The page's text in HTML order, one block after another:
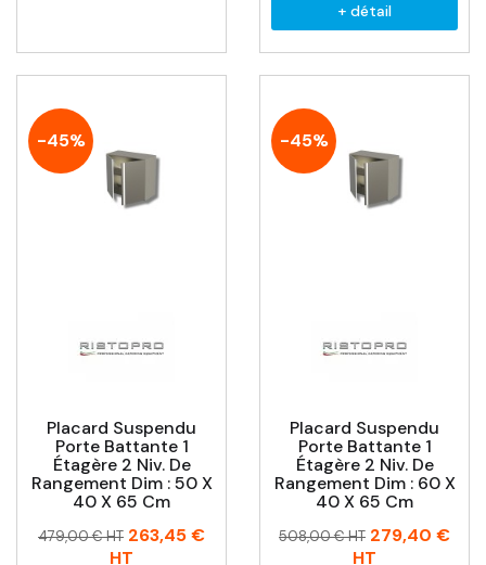
+ détail
-45%
Placard Suspendu
Porte Battante 1
Étagère 2 Niv. De
Rangement Dim : 50 X
40 X 65 Cm
Prix
Prix
479,00 € HT 263,45 €
HT
-45%
Placard Suspendu
Porte Battante 1
Étagère 2 Niv. De
Rangement Dim : 60 X
40 X 65 Cm
Prix
Prix
508,00 € HT 279,40 €
HT